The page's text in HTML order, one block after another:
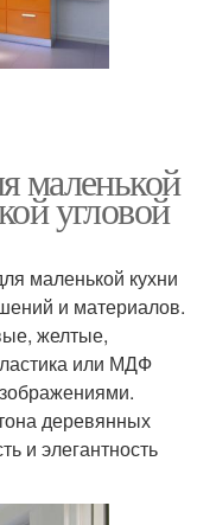
маленькой
угловой
маленькой кухни
и материалов.
желтые,
или МДФ
деревянных
и элегантность